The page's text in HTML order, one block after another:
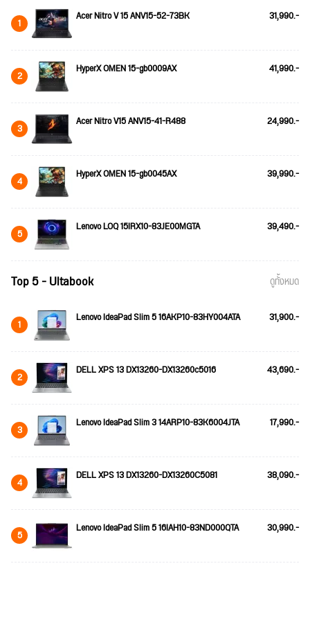
1 Acer Nitro V 15 ANV15-52-73BK 31,990.-
2 HyperX OMEN 15-gb0009AX 41,990.-
3 Acer Nitro V15 ANV15-41-R488 24,990.-
4 HyperX OMEN 15-gb0045AX 39,990.-
5 Lenovo LOQ 15IRX10-83JE00MGTA 39,490.-
Top 5 - Ultabook ดูทั้งหมด
1 Lenovo IdeaPad Slim 5 16AKP10-83HY004ATA 31,900.-
2 DELL XPS 13 DX13260-DX13260c5016 43,690.-
3 Lenovo IdeaPad Slim 3 14ARP10-83K6004JTA 17,990.-
4 DELL XPS 13 DX13260-DX13260C5081 38,090.-
5 Lenovo IdeaPad Slim 5 16IAH10-83ND000QTA 30,990.-